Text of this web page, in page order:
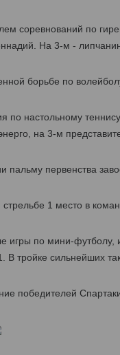
соревнований по
На 3-м -
борьбе по
по настольному
на 3-м
пальму первенства
стрельбе 1 место в
игры по мини-футболу,
В тройке сильнейших
победителей